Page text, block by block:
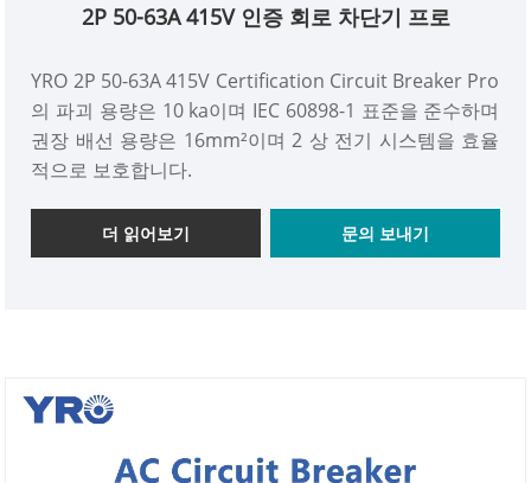
2P 50-63A 415V 인증 회로 차단기 프로
YRO 2P 50-63A 415V Certification Circuit Breaker Pro
의 파괴 용량은 10 ka이며 IEC 60898-1 표준을 준수하며
권장 배선 용량은 16mm²이며 2 상 전기 시스템을 효율
적으로 보호합니다.
더 읽어보기 문의 보내기